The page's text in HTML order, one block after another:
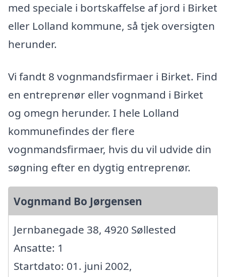
med speciale i bortskaffelse af jord i Birket
eller Lolland kommune, så tjek oversigten
herunder.
Vi fandt 8 vognmandsfirmaer i Birket. Find
en entreprenør eller vognmand i Birket
og omegn herunder. I hele Lolland
kommunefindes der flere
vognmandsfirmaer, hvis du vil udvide din
søgning efter en dygtig entreprenør.
Vognmand Bo Jørgensen
Jernbanegade 38, 4920 Søllested
Ansatte: 1
Startdato: 01. juni 2002,